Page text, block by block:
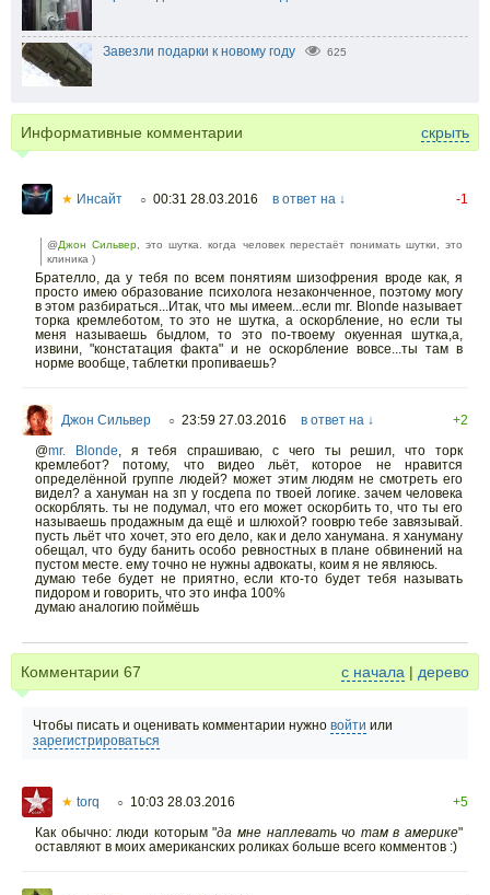
Завезли подарки к новому году 625
Информативные комментарии скрыть
★ Инсайт ○ 00:31 28.03.2016 в ответ на ↓ -1
@Джон Сильвер, это шутка. когда человек перестаёт понимать шутки, это
клиника )
Брателло, да у тебя по всем понятиям шизофрения вроде как, я
просто имею образование психолога незаконченное, поэтому могу
в этом разбираться...Итак, что мы имеем...если mr. Blonde называет
торка кремлеботом, то это не шутка, а оскорбление, но если ты
меня называешь быдлом, то это по-твоему окуенная шутка,а,
извини, "констатация факта" и не оскорбление вовсе...ты там в
норме вообще, таблетки пропиваешь?
Джон Сильвер ○ 23:59 27.03.2016 в ответ на ↓
+2
@mr. Blonde, я тебя спрашиваю, с чего ты решил, что торк
кремлебот? потому, что видео льёт, которое не нравится
определённой группе людей? может этим людям не смотреть его
видел? а хануман на зп у госдепа по твоей логике. зачем человека
оскорблять. ты не подумал, что его может оскорбить то, что ты его
называешь продажным да ещё и шлюхой? гооврю тебе завязывай.
пусть льёт что хочет, это его дело, как и дело ханумана. я хануману
обещал, что буду банить особо ревностных в плане обвинений на
пустом месте. ему точно не нужны адвокаты, коим я не являюсь.
думаю тебе будет не приятно, если кто-то будет тебя называть
пидором и говорить, что это инфа 100%
думаю аналогию поймёшь
Комментарии 67 с начала | дерево
Чтобы писать и оценивать комментарии нужно войти или
зарегистрироваться
★ torq ○ 10:03 28.03.2016
+5
Как обычно: люди которым "да мне наплевать чо там в америке"
оставляют в моих американских роликах больше всего комментов :)